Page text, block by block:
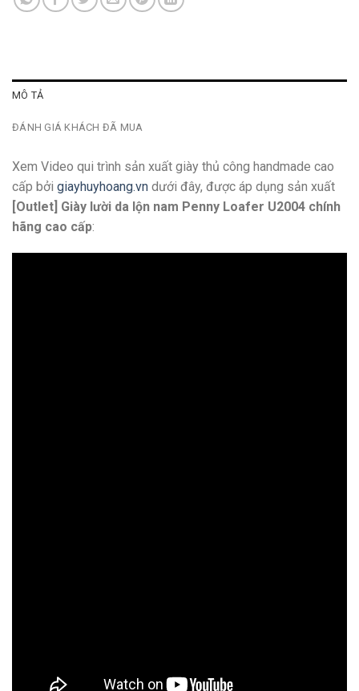
MÔ TẢ
ĐÁNH GIÁ KHÁCH ĐÃ MUA
Xem Video qui trình sản xuất giày thủ công handmade cao
cấp bởi giayhuyhoang.vn dưới đây, được áp dụng sản xuất
[Outlet] Giày lười da lộn nam Penny Loafer U2004 chính
hãng cao cấp: